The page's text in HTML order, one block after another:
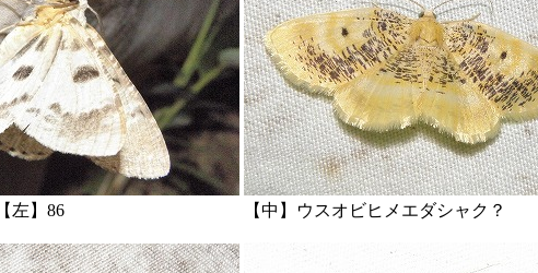
【左】86 【中】ウスオビヒメエダシャ